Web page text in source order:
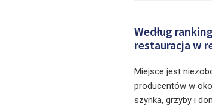
Według
restauracja w
Miejsce jest
producentów w
szynka, grzyby i